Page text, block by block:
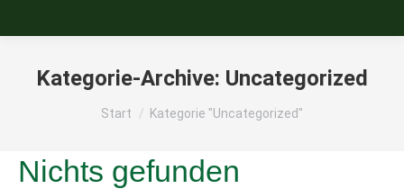
Kategorie-Archive: Uncategorized
Sie befinden sich hier:
Start Kategorie "Uncategorized"
Nichts gefunden